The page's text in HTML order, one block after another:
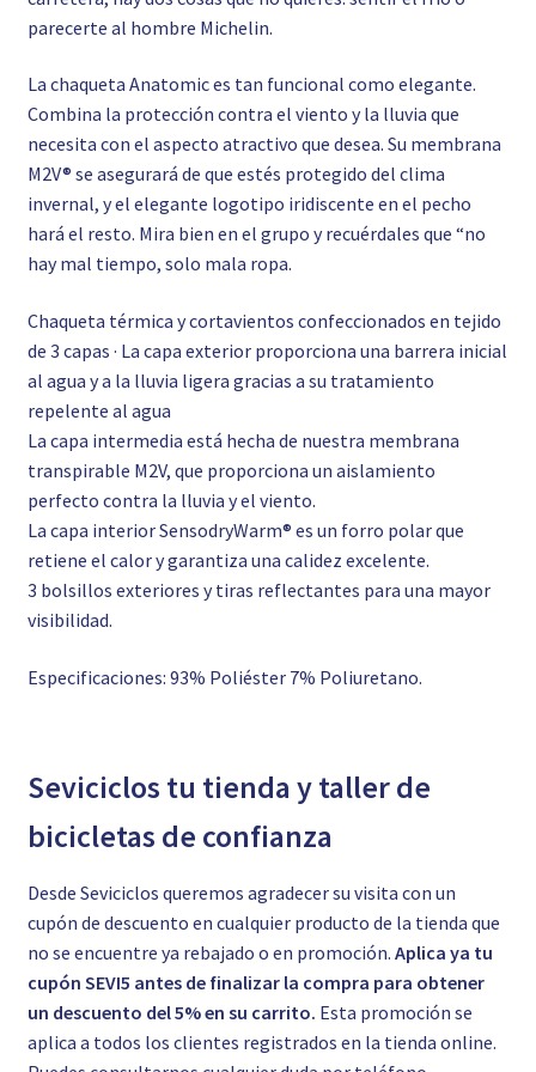
parecerte al hombre Michelin.
La chaqueta Anatomic es tan funcional como elegante.
Combina la protección contra el viento y la lluvia que
necesita con el aspecto atractivo que desea. Su membrana
M2V® se asegurará de que estés protegido del clima
invernal, y el elegante logotipo iridiscente en el pecho
hará el resto. Mira bien en el grupo y recuérdales que “no
hay mal tiempo, solo mala ropa.
Chaqueta térmica y cortavientos confeccionados en tejido
de 3 capas · La capa exterior proporciona una barrera inicial
al agua y a la lluvia ligera gracias a su tratamiento
repelente al agua
La capa intermedia está hecha de nuestra membrana
transpirable M2V, que proporciona un aislamiento
perfecto contra la lluvia y el viento.
La capa interior SensodryWarm® es un forro polar que
retiene el calor y garantiza una calidez excelente.
3 bolsillos exteriores y tiras reflectantes para una mayor
visibilidad.
Especificaciones: 93% Poliéster 7% Poliuretano.
Seviciclos tu tienda y taller de
bicicletas de confianza
Desde Seviciclos queremos agradecer su visita con un
cupón de descuento en cualquier producto de la tienda que
no se encuentre ya rebajado o en promoción. Aplica ya tu
cupón SEVI5 antes de finalizar la compra para obtener
un descuento del 5% en su carrito. Esta promoción se
aplica a todos los clientes registrados en la tienda online.